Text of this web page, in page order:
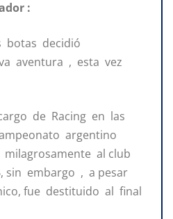
:
botas decidió
aventura , esta vez
de Racing en las
argentino
milagrosamente al club
sin embargo , a pesar
fue destituido al final